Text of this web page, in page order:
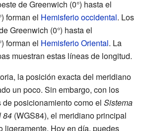
de Greenwich (0°) hasta el
forman el Hemisferio occidental. Los
Greenwich (0°) hasta el
forman el Hemisferio Oriental. La
muestran estas líneas de longitud.
la posición exacta del meridiano
un poco. Sin embargo, con los
posicionamiento como el Sistema
84 (WGS84), el meridiano principal
ligeramente. Hoy en día, puedes